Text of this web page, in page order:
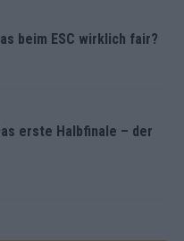
beim ESC wirklich fair?
erste Halbfinale – der